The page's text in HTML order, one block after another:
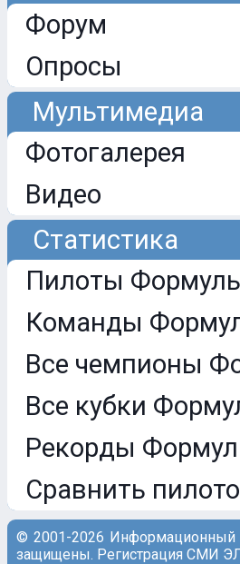
Форум
Опросы
Мультимедиа
Фотогалерея
Видео
Статистика
Пилоты
Команды
Все чемпионы
Все кубки
Рекорды
Сравнить
© 2001-2026 Информационный
защищены. Регистрация СМИ